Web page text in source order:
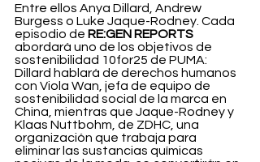
Entre ellos Anya Dillard, Andrew
Burgess o Luke Jaque-Rodney. Cada
episodio de RE:GEN REPORTS
abordará uno de los objetivos de
sostenibilidad 10for25 de PUMA:
Dillard hablará de derechos humanos
con Viola Wan, jefa de equipo de
sostenibilidad social de la marca en
China, mientras que Jaque-Rodney y
Klaas Nuttbohm, de ZDHC, una
organización que trabaja para
eliminar las sustancias químicas